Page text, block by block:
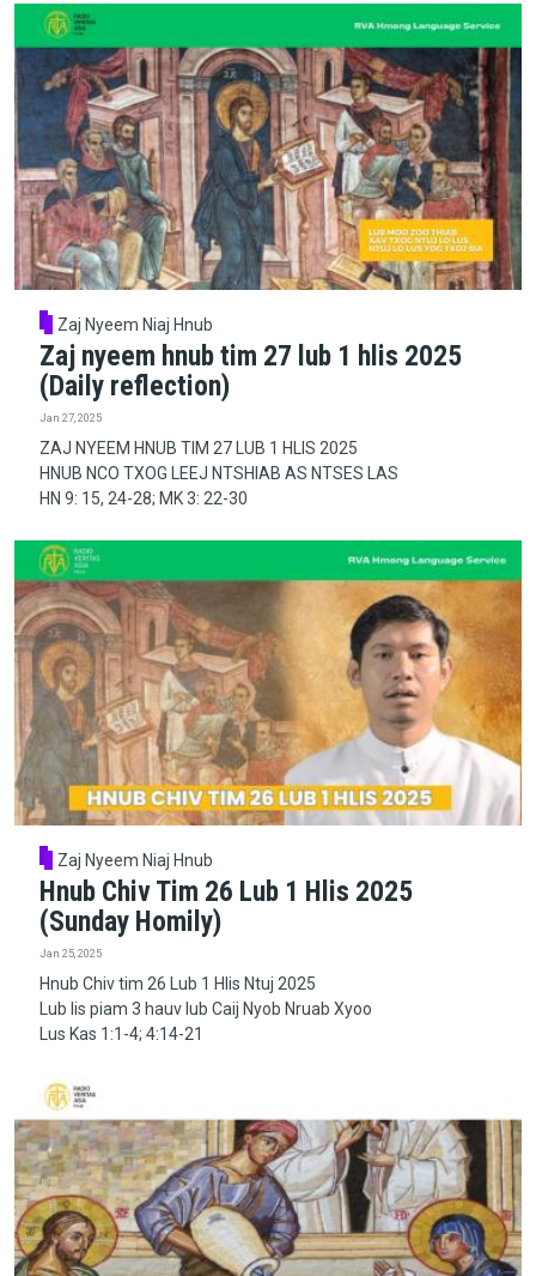
Zaj Nyeem Niaj Hnub
Zaj nyeem hnub tim 27 lub 1 hlis 2025
(Daily reflection)
Jan 27, 2025
ZAJ NYEEM HNUB TIM 27 LUB 1 HLIS 2025
HNUB NCO TXOG LEEJ NTSHIAB AS NTSES LAS
HN 9: 15, 24-28; MK 3: 22-30
Zaj Nyeem Niaj Hnub
Hnub Chiv Tim 26 Lub 1 Hlis 2025
(Sunday Homily)
Jan 25, 2025
Hnub Chiv tim 26 Lub 1 Hlis Ntuj 2025
Lub lis piam 3 hauv lub Caij Nyob Nruab Xyoo
Lus Kas 1:1-4; 4:14-21